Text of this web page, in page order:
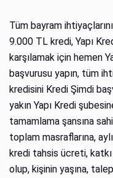
Tüm bayram
9.000 TL kredi, Yapı
karşılamak için hemen
başvurusu yapın, tüm
kredisini Kredi Şimdi
yakın Yapı Kredi
tamamlama şansına
toplam masraflarına,
kredi tahsis ücreti,
olup, kişinin yaşına,